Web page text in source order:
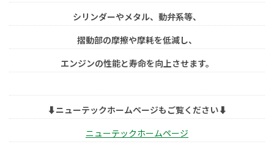
シリンダーやメタル、動弁系等、
摺動部の摩擦や摩耗を低減し、
エンジンの性能と寿命を向上させます。
⬇︎ニューテックホームページもご覧ください⬇︎
ニューテックホームページ